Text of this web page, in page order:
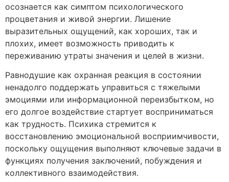
осознается как симптом психологического
процветания и живой энергии. Лишение
выразительных ощущений, как хороших, так и
плохих, имеет возможность приводить к
переживанию утраты значения и целей в жизни.
Равнодушие как охранная реакция в состоянии
ненадолго поддержать управиться с тяжелыми
эмоциями или информационной переизбытком, но
его долгое воздействие стартует восприниматься
как трудность. Психика стремится к
восстановлению эмоциональной восприимчивости,
поскольку ощущения выполняют ключевые задачи в
функциях получения заключений, побуждения и
коллективного взаимодействия.